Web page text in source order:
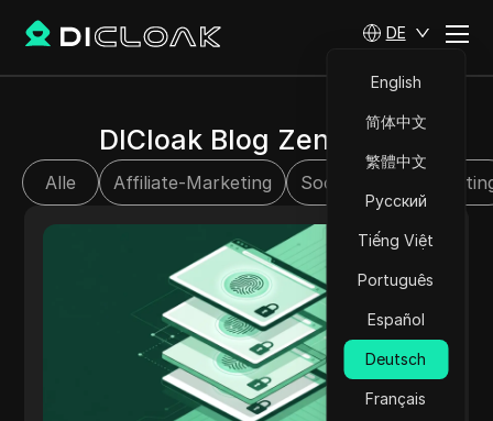
DE
English
简体中文
繁體中文
Русский
Tiếng Việt
Português
Español
Deutsch
Français
DICloak Blog Zentrum
Alle Affiliate-Marketing Social Media